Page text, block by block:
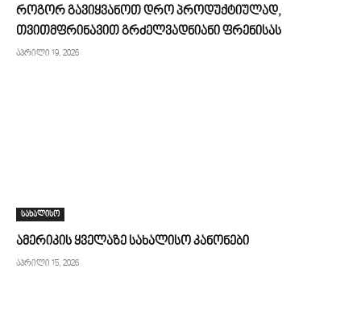
როგორ გავიყვანოთ დრო პროდუქტიულად,
თვითმფრინავით გრძელვადნიანი ფრენისას
აპრილი 19, 2026
სახალისო
ამერიკის ყველაზე სახალისო კანონები
აპრილი 15, 2026